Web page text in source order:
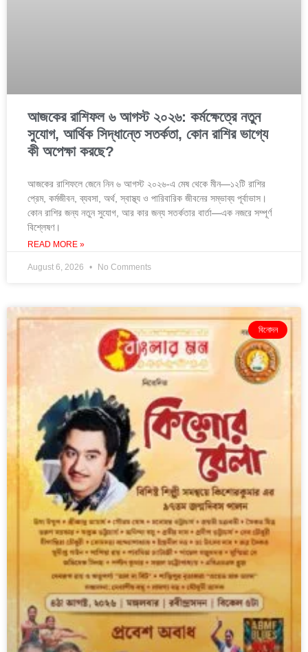
আজকের রাশিফল ৬ আগস্ট ২০২৬: কর্মক্ষেত্রে নতুন
সুযোগ, আর্থিক সিদ্ধান্তে সতর্কতা, কোন রাশির ভাগ্যে
কী অপেক্ষা করছে?
আজকের রাশিফলে জেনে নিন ৬ আগস্ট ২০২৬-এ মেষ থেকে মীন—১২টি রাশির
প্রেম, কর্মজীবন, ব্যবসা, অর্থ, স্বাস্থ্য ও পারিবারিক জীবনের সম্ভাব্য পূর্বাভাস।
কোন রাশির জন্য নতুন সুযোগ, আর কার জন্য সতর্কতার বার্তা—এক নজরে সম্পূর্ণ
বিশ্লেষণ।
READ MORE »
August 6, 2026 No Comments
বিনোদন